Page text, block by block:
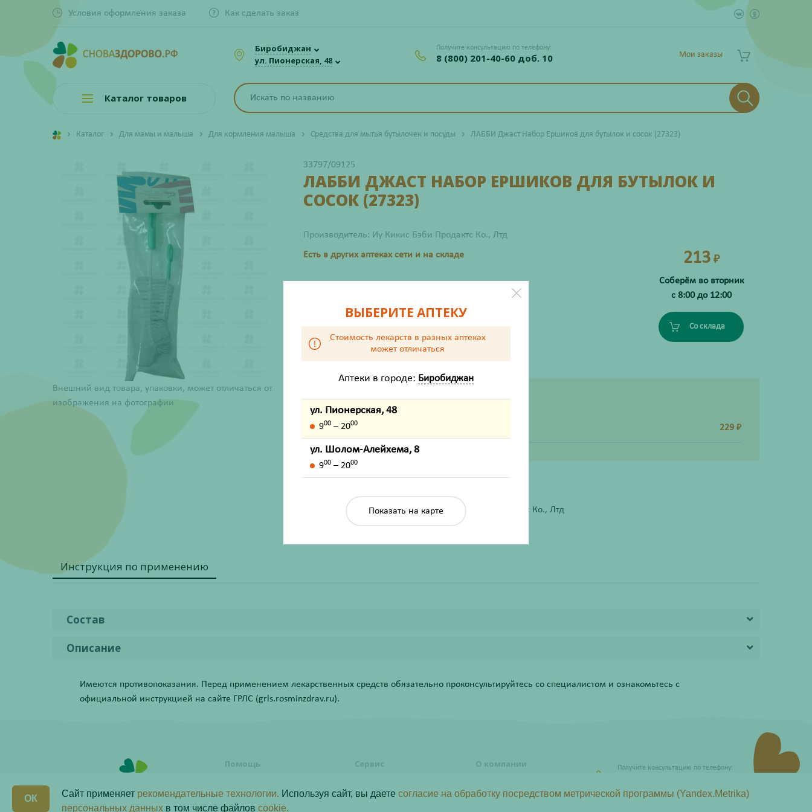
Условия оформления заказа Как сделать заказ
Биробиджан
ул. Пионерская, 48
Получите консультацию по телефону:
8 (800) 201-40-60 доб. 10 Мои заказы
Каталог товаров
Каталог Для мамы и малыша Для кормления малыша Средства для мытья бутылочек и посуды ЛАББИ Джаст Набор Ершиков для бутылок и сосок (27323)
Внешний вид товара, упаковки, может отличаться от
изображения на фотографии
33797/09125
ЛАББИ ДЖАСТ НАБОР ЕРШИКОВ ДЛЯ БУТЫЛОК И
СОСОК (27323)
Производитель: Иу Кикис Бэби Продактс Ко., Лтд
Есть в других аптеках сети и на складе 213 ₽
Соберём во вторник
с 8:00 до 12:00
Со склада
ДОСТУПНО В ДРУГИХ АПТЕКАХ
ул. Шолом-Алейхема, 8 229 ₽
Иу Кикис Бэби Продактс Ко., Лтд
Инструкция по применению
Состав
Описание
Имеются противопоказания. Перед применением лекарственных средств обязательно проконсультируйтесь со специалистом и ознакомьтесь с
официальной инструкцией на сайте ГРЛС (grls.rosminzdrav.ru).
Помощь
заказа
Как сделать заказ
Сервис
Акции
О компании
Контакты
Получите консультацию по телефону:
Сайт применяет рекомендательные технологии. Используя сайт, вы даете согласие на обработку посредством метрической программы (Yandex.Metrika)
персональных данных в том числе файлов cookie.
ОК
ВЫБЕРИТЕ АПТЕКУ
Стоимость лекарств в разных аптеках
может отличаться
Аптеки в городе: Биробиджан
ул. Пионерская, 48
900 – 2000
ул. Шолом-Алейхема, 8
900 – 2000
Показать на карте